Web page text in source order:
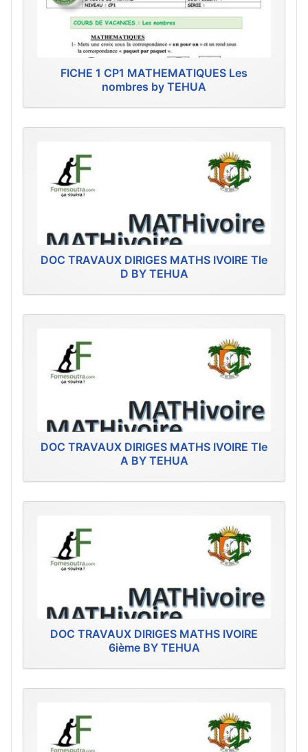
FICHE 1 CP1 MATHEMATIQUES Les
nombres by TEHUA
DOC TRAVAUX DIRIGES MATHS IVOIRE Tle
D BY TEHUA
DOC TRAVAUX DIRIGES MATHS IVOIRE Tle
A BY TEHUA
DOC TRAVAUX DIRIGES MATHS IVOIRE
6ième BY TEHUA